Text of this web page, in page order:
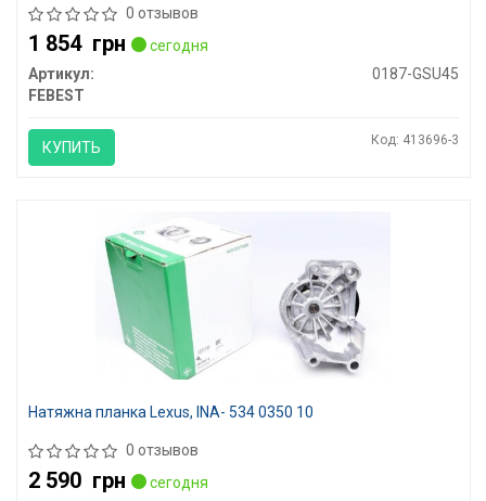
0 отзывов
1 854 грн
сегодня
Артикул:
0187-GSU45
FEBEST
КУПИТЬ Код: 413696-3
Натяжна планка Lexus, INA- 534 0350 10
0 отзывов
2 590 грн
сегодня